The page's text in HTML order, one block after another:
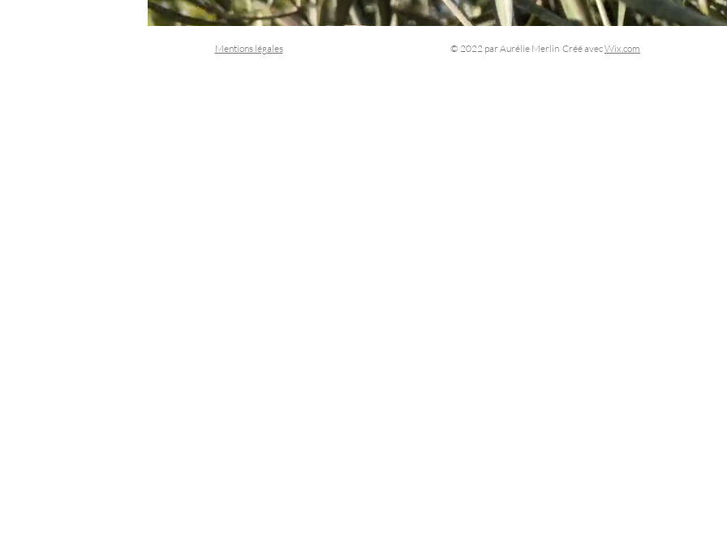
Mentions légales © 2022 par Aurélie Merlin Créé avecWix.com